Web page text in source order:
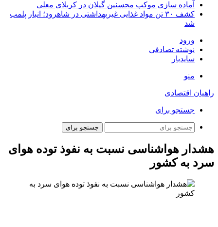
آماده سازی موکب محسنین گیلان در کربلای معلی
کشف ۳۰ تن مواد غذایی غیربهداشتی در شاهرود؛ انبار پلمب
شد
ورود
نوشته تصادفی
سایدبار
منو
راهیان اقتصادی
جستجو برای
جستجو برای
هشدار هواشناسی نسبت به نفوذ توده هوای
سرد به کشور